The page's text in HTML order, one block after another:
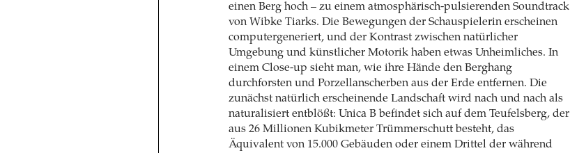
einen Berg hoch – zu einem atmosphärisch-pulsierenden Soundtrack
von Wibke Tiarks. Die Bewegungen der Schauspielerin erscheinen
computergeneriert, und der Kontrast zwischen natürlicher
Umgebung und künstlicher Motorik haben etwas Unheimliches. In
einem Close-up sieht man, wie ihre Hände den Berghang
durchforsten und Porzellanscherben aus der Erde entfernen. Die
zunächst natürlich erscheinende Landschaft wird nach und nach als
naturalisiert entblößt: Unica B befindet sich auf dem Teufelsberg, der
aus 26 Millionen Kubikmeter Trümmerschutt besteht, das
Äquivalent von 15.000 Gebäuden oder einem Drittel der während